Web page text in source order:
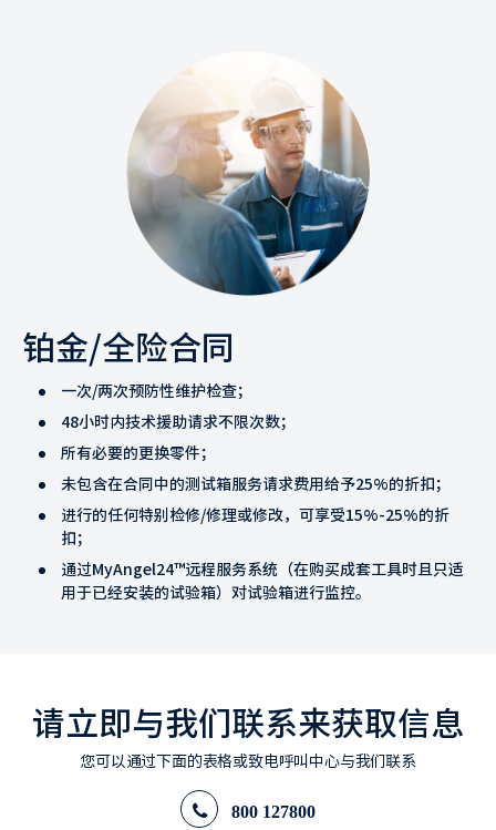
铂金/全险合同
一次/两次预防性维护检查；
48小时内技术援助请求不限次数；
所有必要的更换零件；
未包含在合同中的测试箱服务请求费用给予25%的折扣；
进行的任何特别检修/修理或修改，可享受15%-25%的折
扣；
通过MyAngel24™远程服务系统（在购买成套工具时且只适
用于已经安装的试验箱）对试验箱进行监控。
请立即与我们联系来获取信息
您可以通过下面的表格或致电呼叫中心与我们联系
800 127800